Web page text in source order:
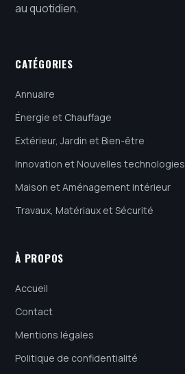
au quotidien.
CATÉGORIES
Annuaire
Énergie et Chauffage
Extérieur, Jardin et Bien-être
Innovation et Nouvelles technologies
Maison et Aménagement intérieur
Travaux, Matériaux et Sécurité
À PROPOS
Accueil
Contact
Mentions légales
Politique de confidentialité